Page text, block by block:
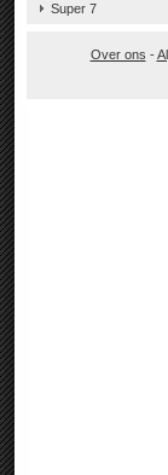
Super 7
Over ons -